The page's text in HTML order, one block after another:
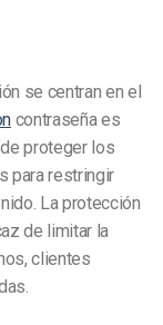
se centran en el
contraseña es
proteger los
para restringir
La protección
de limitar la
clientes